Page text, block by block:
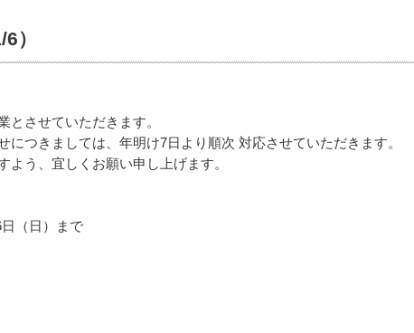
）
させていただきます。
つきましては、年明け7日より順次 対応させていただきます。
う、宜しくお願い申し上げます。
（日）まで